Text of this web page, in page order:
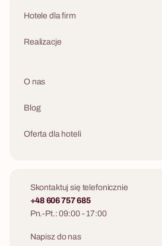
Hotele dla firm
Realizacje
O nas
Blog
Oferta dla hoteli
Skontaktuj się telefonicznie
+48 606 757 685
Pn.-Pt.: 09:00 - 17:00
Napisz do nas